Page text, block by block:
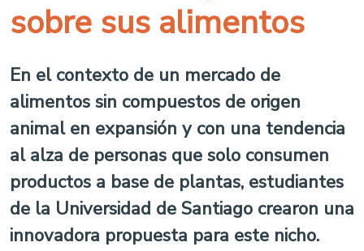
sobre sus alimentos
En el contexto de un mercado de
alimentos sin compuestos de origen
animal en expansión y con una tendencia
al alza de personas que solo consumen
productos a base de plantas, estudiantes
de la Universidad de Santiago crearon una
innovadora propuesta para este nicho.